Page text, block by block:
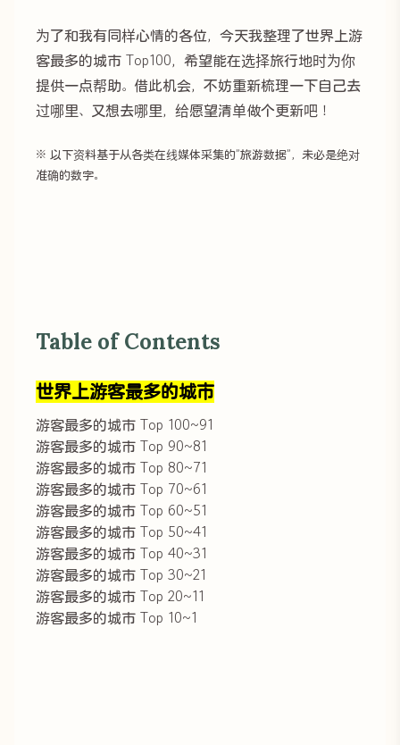
为了和我有同样心情的各位，今天我整理了世界上游
客最多的城市 Top100，希望能在选择旅行地时为你
提供一点帮助。借此机会，不妨重新梳理一下自己去
过哪里、又想去哪里，给愿望清单做个更新吧！
※ 以下资料基于从各类在线媒体采集的”旅游数据”，未必是绝对
准确的数字。
Table of Contents
世界上游客最多的城市
游客最多的城市 Top 100~91
游客最多的城市 Top 90~81
游客最多的城市 Top 80~71
游客最多的城市 Top 70~61
游客最多的城市 Top 60~51
游客最多的城市 Top 50~41
游客最多的城市 Top 40~31
游客最多的城市 Top 30~21
游客最多的城市 Top 20~11
游客最多的城市 Top 10~1